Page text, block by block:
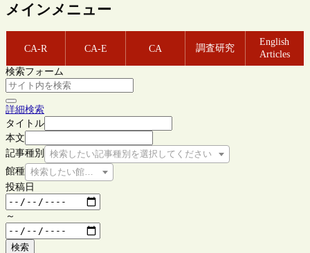
メインメニュー
CA-R CA-E CA 調査研究
English
Articles
検索フォーム
詳細検索
タイトル
本文
記事種別
検索したい記事種別を選択してください
館種 検索したい館種を選択してください
投稿日
～
検索